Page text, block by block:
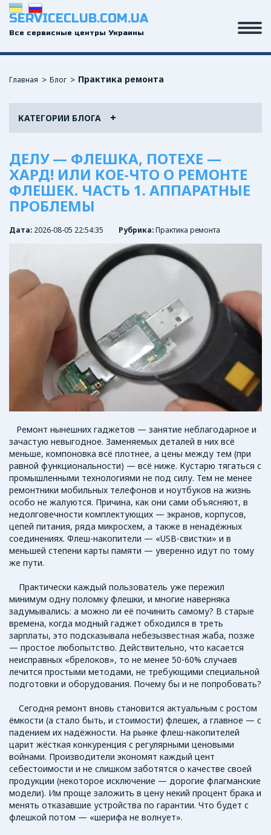
SERVICECLUB.COM.UA
Все сервисные центры Украины
Главная Блог Практика ремонта
ДЕЛУ — ФЛЕШКА, ПОТЕХЕ —
ХАРД! ИЛИ КОЕ-ЧТО О РЕМОНТЕ
ФЛЕШЕК. ЧАСТЬ 1. АППАРАТНЫЕ
ПРОБЛЕМЫ
Дата: 2026-08-05 22:54:35 Рубрика:Практика ремонта
Ремонт нынешних гаджетов — занятие неблагодарное и
зачастую невыгодное. Заменяемых деталей в них всё
меньше, компоновка всё плотнее, а цены между тем (при
равной функциональности) — всё ниже. Кустарю тягаться с
промышленными технологиями не под силу. Тем не менее
ремонтники мобильных телефонов и ноутбуков на жизнь
особо не жалуются. Причина, как они сами объясняют, в
недолговечности комплектующих — экранов, корпусов,
цепей питания, ряда микросхем, а также в ненадёжных
соединениях. Флеш-накопители — «USB-свистки» и в
меньшей степени карты памяти — уверенно идут по тому
же пути.
Практически каждый пользователь уже пережил
минимум одну поломку флешки, и многие наверняка
задумывались: а можно ли её починить самому? В старые
времена, когда модный гаджет обходился в треть
зарплаты, это подсказывала небезызвестная жаба, позже
— простое любопытство. Действительно, что касается
неисправных «брелоков», то не менее 50-60% случаев
лечится простыми методами, не требующими специальной
подготовки и оборудования. Почему бы и не попробовать?
Сегодня ремонт вновь становится актуальным с ростом
ёмкости (а стало быть, и стоимости) флешек, а главное — с
падением их надёжности. На рынке флеш-накопителей
царит жёсткая конкуренция с регулярными ценовыми
войнами. Производители экономят каждый цент
себестоимости и не слишком заботятся о качестве своей
продукции (некоторое исключение — дорогие флагманские
модели). Им проще заложить в цену некий процент брака и
менять отказавшие устройства по гарантии. Что будет с
флешкой потом — «шерифа не волнует».
КАТЕГОРИИ БЛОГА